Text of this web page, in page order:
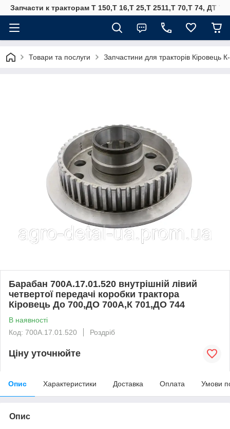
Запчасти к тракторам Т 150,Т 16,Т 25,Т 2511,Т 70,Т 74, ДТ
Товари та послуги Запчастини для тракторів Кіровець
Барабан 700А.17.01.520 внутрішній лівий
четвертої передачі коробки трактора
Кіровець До 700,ДО 700А,К 701,ДО 744
В наявності
Код: 700А.17.01.520
Роздріб
Ціну уточнюйте
Опис Характеристики Доставка Оплата Умови
Опис